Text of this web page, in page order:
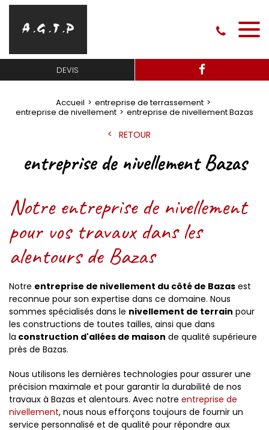
DEVIS
Accueil
entreprise de terrassement
entreprise de nivellement
entreprise de nivellement Bazas
RETOUR
entreprise de nivellement Bazas
Notre entreprise de nivellement
pour vos travaux dans les
alentours de Bazas
Notre entreprise de nivellement du côté de Bazas est
reconnue pour son expertise dans ce domaine. Nous
sommes spécialisés dans le nivellement de terrain pour
les constructions de toutes tailles, ainsi que dans
la construction d'allées de maison de qualité supérieure
près de Bazas.
Nous utilisons les dernières technologies pour assurer une
précision maximale et pour garantir la durabilité de nos
travaux à Bazas et alentours. Avec notre entreprise de
nivellement, nous nous efforçons toujours de fournir un
service personnalisé et de qualité pour répondre aux